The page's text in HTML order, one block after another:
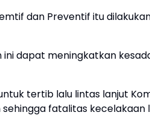
dan Preventif itu
ini dapat meningkatkan
tertib lalu lintas lanjut
fatalitas kecelakaan